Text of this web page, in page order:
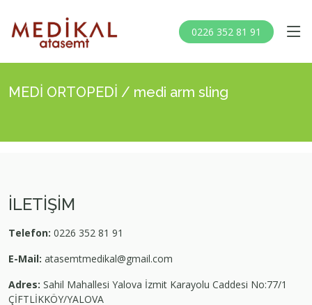
0226 352 81 91
MEDİ ORTOPEDİ / medi arm sling
İLETİŞİM
Telefon: 0226 352 81 91
E-Mail: atasemtmedikal@gmail.com
Adres: Sahil Mahallesi Yalova İzmit Karayolu Caddesi No:77/1
ÇİFTLİKKÖY/YALOVA